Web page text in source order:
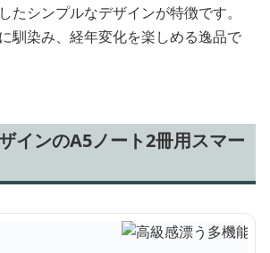
たシンプルなデザインが特徴です。
馴染み、経年変化を楽しめる逸品で
インのA5ノート2冊用スマー